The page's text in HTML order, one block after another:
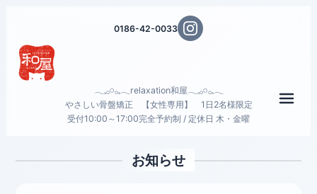
0186-42-0033
𓂃𓈒𓂂𓏸𓂂𓈒𓂃relaxation和屋𓂃𓈒𓂂𓏸𓂂𓈒𓂃
やさしい骨盤矯正 【女性専用】 1日2名様限定
受付10:00～17:00完全予約制 / 定休日 木・金曜
お知らせ